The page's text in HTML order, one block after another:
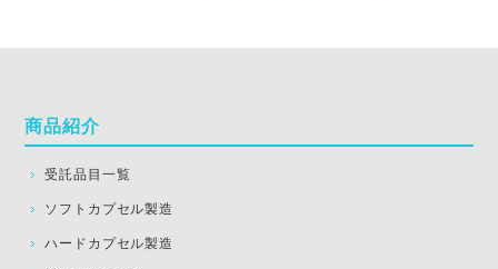
商品紹介
受託品目一覧
ソフトカプセル製造
ハードカプセル製造